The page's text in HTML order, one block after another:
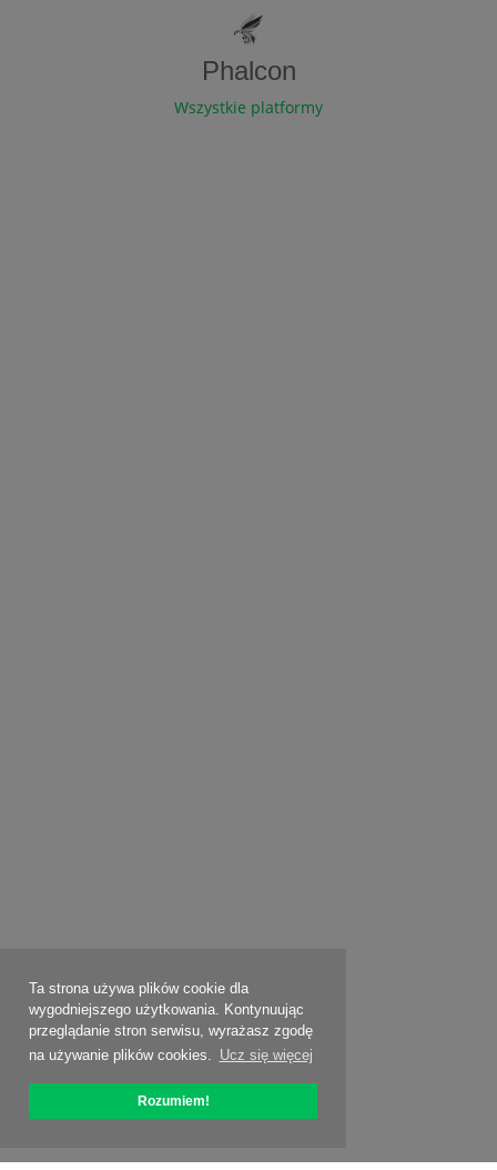
Ta strona używa plików cookie dla
wygodniejszego użytkowania. Kontynuując
przeglądanie stron serwisu, wyrażasz zgodę
na używanie plików cookies. Ucz się więcej
Rozumiem!
Phalcon
Wszystkie platformy